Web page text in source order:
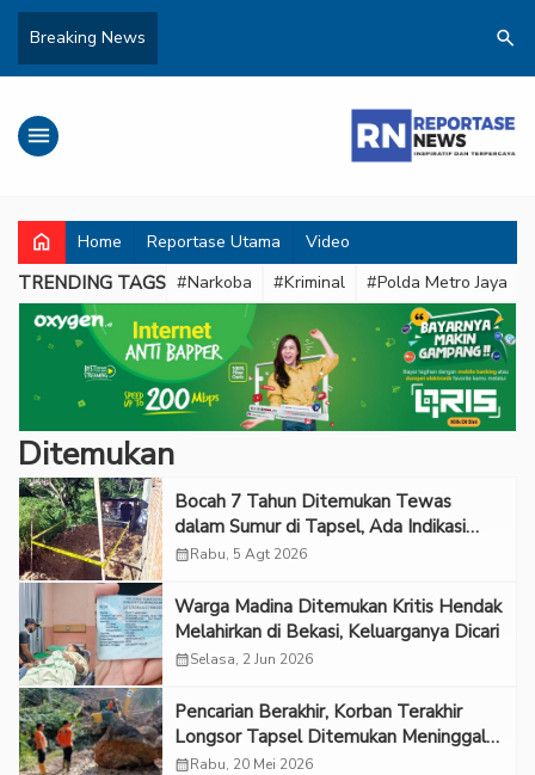
Breaking News search
menu
home Home Reportase Utama Video
TRENDING TAGS #Narkoba #Kriminal #Polda Metro Jaya
Ditemukan
Bocah 7 Tahun Ditemukan Tewas
dalam Sumur di Tapsel, Ada Indikasi
Kekerasan
calendar_monthRabu, 5 Agt 2026
Warga Madina Ditemukan Kritis Hendak
Melahirkan di Bekasi, Keluarganya Dicari
calendar_monthSelasa, 2 Jun 2026
Pencarian Berakhir, Korban Terakhir
Longsor Tapsel Ditemukan Meninggal
Dunia
calendar_monthRabu, 20 Mei 2026